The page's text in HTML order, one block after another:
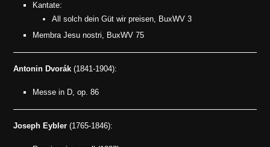
Kantate:
All solch dein Güt wir preisen, BuxWV 3
Membra Jesu nostri, BuxWV 75
Antonin Dvorák (1841-1904):
Messe in D, op. 86
Joseph Eybler (1765-1846):